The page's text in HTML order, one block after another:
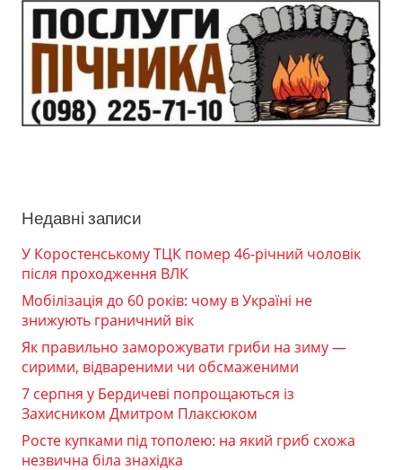
Недавні записи
У Коростенському ТЦК помер 46-річний чоловік
після проходження ВЛК
Мобілізація до 60 років: чому в Україні не
знижують граничний вік
Як правильно заморожувати гриби на зиму —
сирими, відвареними чи обсмаженими
7 серпня у Бердичеві попрощаються із
Захисником Дмитром Плаксюком
Росте купками під тополею: на який гриб схожа
незвична біла знахідка